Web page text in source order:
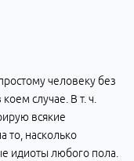
человеку без
случае. В т. ч.
всякие
то, насколько
идиоты любого пола.